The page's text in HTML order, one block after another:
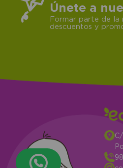
Únete a
Formar parte de la
descuentos y
C/